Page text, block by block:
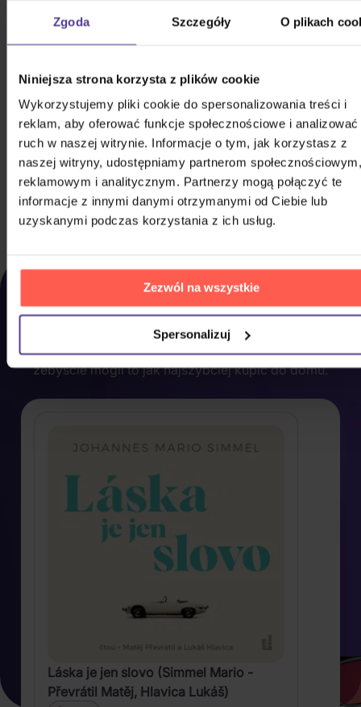
Zgoda Szczegóły O plikach
Niniejsza strona korzysta z plików cookie
Wykorzystujemy pliki cookie do spersonalizowania treści i
reklam, aby oferować funkcje społecznościowe i analizować
ruch w naszej witrynie. Informacje o tym, jak korzystasz z
naszej witryny, udostępniamy partnerom społecznościowym,
reklamowym i analitycznym. Partnerzy mogą połączyć te
informacje z innymi danymi otrzymanymi od Ciebie lub
uzyskanymi podczas korzystania z ich usług.
Zezwól na wszystkie
Spersonalizuj
Divadlo Járy Cimrmana: Všech 15 her a
texty, na které se nedostalo
3CD
Na magazynie 134,20 zł
DO KOSZYKA
OSTATNIO
WYŚWIETLANE
Zdecydowaliście się jednak na coś innego? Tutaj
znajdziecie to, co ostatnio przeglądaliście u nas,
żebyście mogli to jak najszybciej kupić do domu.
Láska je jen slovo (Simmel Mario -
Převrátil Matěj, Hlavica Lukáš)